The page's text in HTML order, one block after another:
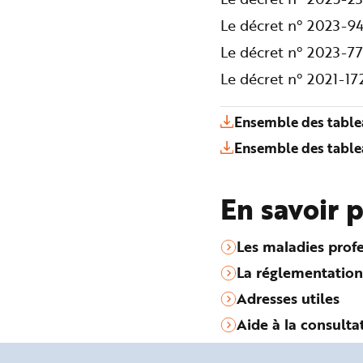
Le décret n° 2023-
Le décret n° 2023-
Le décret n° 2021-
Ensemble des
Ensemble des
En savoir
Les maladies
La réglementation
Adresses utiles
Aide à la